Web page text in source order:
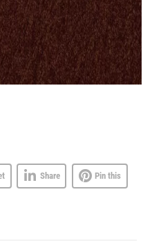
Share Pin this